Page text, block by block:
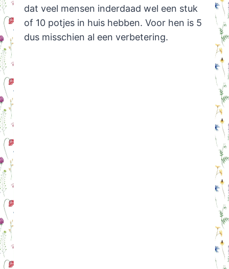
dat veel mensen inderdaad wel een stuk
of 10 potjes in huis hebben. Voor hen is 5
dus misschien al een verbetering.